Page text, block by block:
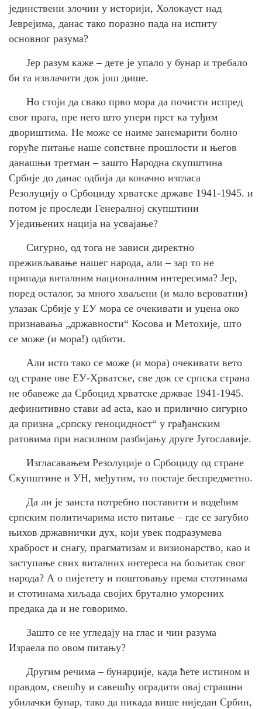
јединствени злочин у историји, Холокауст над
Јеврејима, данас тако поразно пада на испиту
основног разума?
Јер разум каже – дете је упало у бунар и требало
би га извлачити док још дише.
Но стоји да свако прво мора да почисти испред
свог прага, пре него што упери прст ка туђим
двориштима. Не може се наиме занемарити болно
горуће питање наше сопствне прошлости и његов
данашњи третман – зашто Народна скупштина
Србије до данас одбија да коначно изгласа
Резолуцију о Србоциду хрватске државе 1941-1945. и
потом је проследи Генералној скупштини
Уједињених нација на усвајање?
Сигурно, од тога не зависи директно
преживљавање нашег народа, али – зар то не
припада виталним националним интересима? Јер,
поред осталог, за много хваљени (и мало вероватни)
улазак Србије у ЕУ мора се очекивати и уцена око
признавања „државности“ Косова и Метохије, што
се може (и мора!) одбити.
Али исто тако се може (и мора) очекивати вето
од стране ове ЕУ-Хрватске, све док се српска страна
не обавеже да Србоцид хрватске држвае 1941-1945.
дефинитивно стави ad acta, као и прилично сигурно
да призна „српску геноцидност“ у грађанским
ратовима при насилном разбијању друге Југославије.
Изгласавањем Резолуције о Србоциду од стране
Скупштине и УН, међутим, то постаје беспредметно.
Да ли је заиста потребно поставити и водећим
српским политичарима исто питање – где се загубио
њихов државнички дух, који увек подразумева
храброст и снагу, прагматизам и визионарство, као и
заступање свих виталних интереса на бољитак свог
народа? А о пијетету и поштовању према стотинама
и стотинама хиљада својих брутално уморених
предака да и не говоримо.
Зашто се не угледају на глас и чин разума
Израела по овом питању?
Другим речима – бунарџије, када ћете истином и
правдом, свешћу и савешћу оградити овај страшни
убилачки бунар, тако да никада више ниједан Србин,